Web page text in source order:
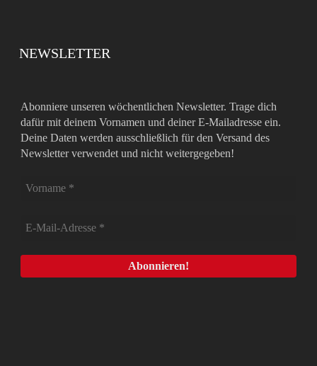
NEWSLETTER
Abonniere unseren wöchentlichen Newsletter. Trage dich
dafür mit deinem Vornamen und deiner E-Mailadresse ein.
Deine Daten werden ausschließlich für den Versand des
Newsletter verwendet und nicht weitergegeben!